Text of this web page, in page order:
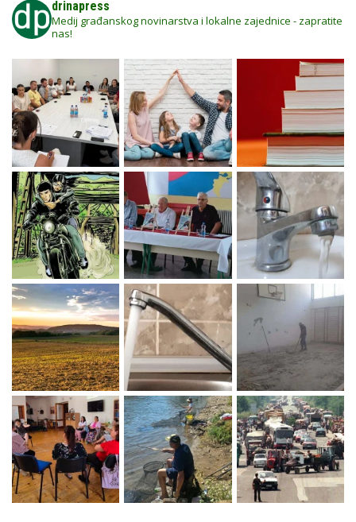
drinapress
Medij građanskog novinarstva i lokalne zajednice - zapratite
nas!